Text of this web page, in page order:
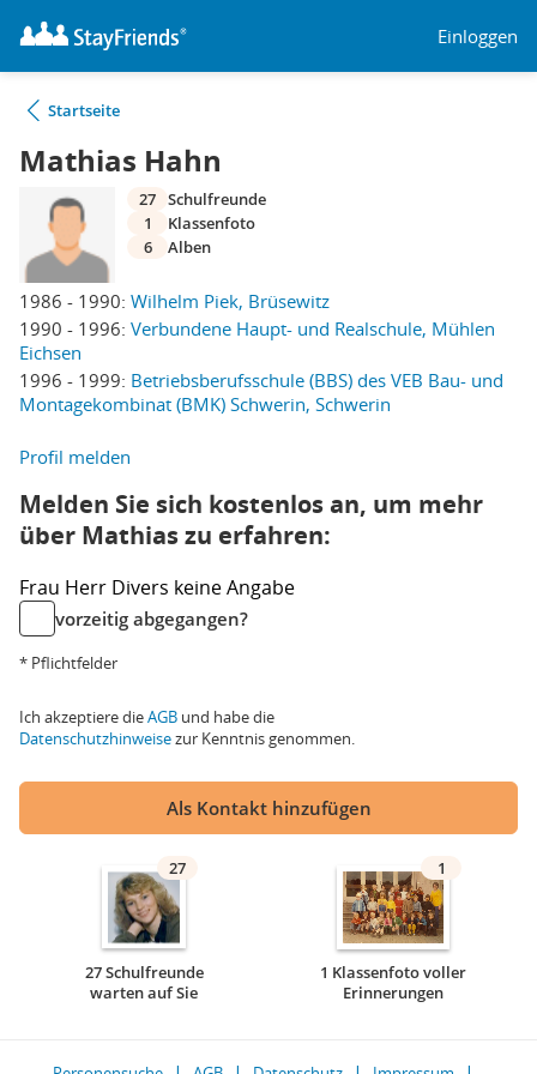
Einloggen
Startseite
Mathias Hahn
1986 - 1990: Wilhelm Piek, Brüsewitz
1990 - 1996: Verbundene Haupt- und Realschule, Mühlen
Eichsen
1996 - 1999: Betriebsberufsschule (BBS) des VEB Bau- und
Montagekombinat (BMK) Schwerin, Schwerin
27 Schulfreunde
1
Klassenfoto
6
Alben
Profil melden
Melden Sie sich kostenlos an, um mehr
über Mathias zu erfahren:
Frau Herr Divers keine Angabe
vorzeitig abgegangen?
* Pflichtfelder
Ich akzeptiere dieAGB und habe die
Datenschutzhinweisezur Kenntnis genommen.
Als Kontakt hinzufügen
27
27 Schulfreunde
warten auf Sie
1
1 Klassenfoto voller
Erinnerungen